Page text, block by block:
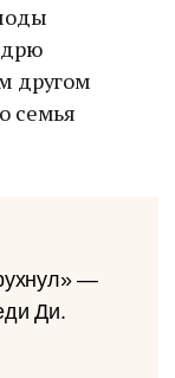
другом
семья
—
Ди.